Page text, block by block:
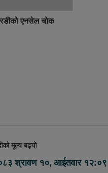
एनसेल चोक
मूल्य बढ्यो
श्रावण १०, आईतवार १२:०९